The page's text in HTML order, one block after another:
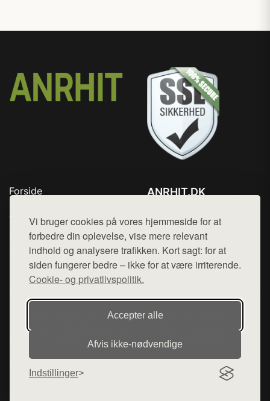
Vi bruger cookies på vores hjemmeside for at
forbedre din oplevelse, vise mere relevant
indhold og analysere trafikken. Kort sagt: for at
siden fungerer bedre – ikke for at være irriterende.
Cookie- og privatlivspolitik.
Accepter alle
Afvis ikke‑nødvendige
Indstillinger
Forside
Top Rabatter
Blog
Kontakt
ANRHIT.DK
Mail: hej@want.dk
Cookie- og privatlivspolitik
Denne side er en del af want.dk, der udgiver en række
hjemmesider med præsentation af forskellige produkter fra
diverse webshops. Der sælges ikke varer fra denne side - vi
henviser til de shops, som sælger varen. Vi har heller ikke
varerne på lager.